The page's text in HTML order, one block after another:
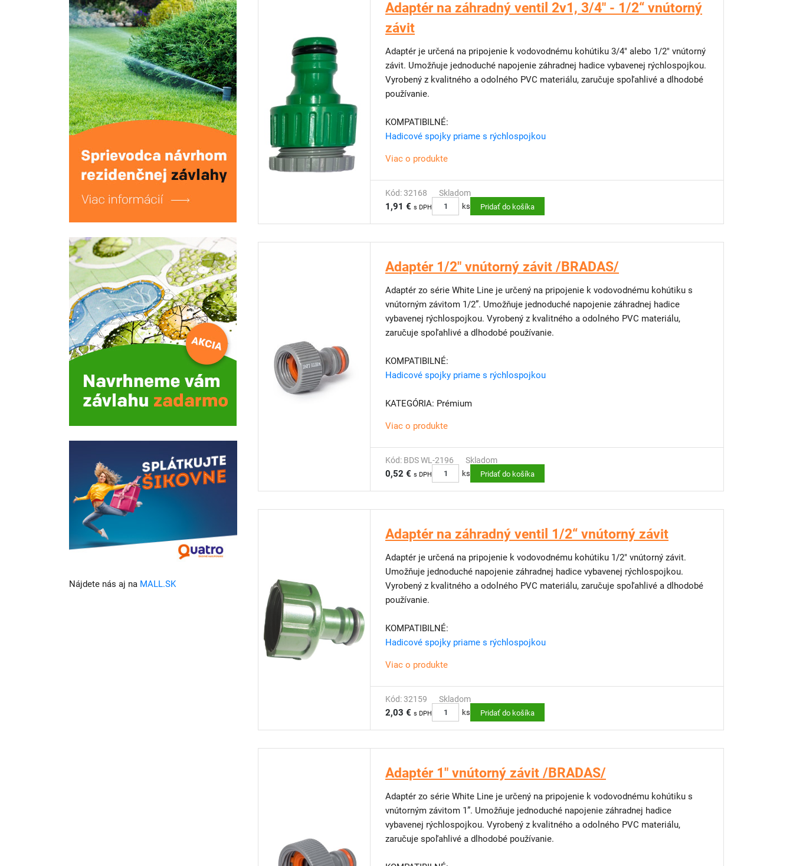
Nájdete nás aj na MALL.SK
Adaptér na záhradný ventil 2v1, 3/4" - 1/2“ vnútorný
závit
Adaptér je určená na pripojenie k vodovodnému kohútiku 3/4" alebo 1/2" vnútorný
závit. Umožňuje jednoduché napojenie záhradnej hadice vybavenej rýchlospojkou.
Vyrobený z kvalitného a odolného PVC materiálu, zaručuje spoľahlivé a dlhodobé
používanie.
KOMPATIBILNÉ:
Hadicové spojky priame s rýchlospojkou
Viac o produkte
Kód: 32168 Skladom
1,91 € s DPH ks Pridať do košíka
Adaptér 1/2" vnútorný závit /BRADAS/
Adaptér zo série White Line je určený na pripojenie k vodovodnému kohútiku s
vnútorným závitom 1/2”. Umožňuje jednoduché napojenie záhradnej hadice
vybavenej rýchlospojkou. Vyrobený z kvalitného a odolného PVC materiálu,
zaručuje spoľahlivé a dlhodobé používanie.
KOMPATIBILNÉ:
Hadicové spojky priame s rýchlospojkou
KATEGÓRIA: Prémium
Viac o produkte
Kód: BDS WL-2196 Skladom
0,52 € s DPH ks Pridať do košíka
Adaptér na záhradný ventil 1/2“ vnútorný závit
Adaptér je určená na pripojenie k vodovodnému kohútiku 1/2" vnútorný závit.
Umožňuje jednoduché napojenie záhradnej hadice vybavenej rýchlospojkou.
Vyrobený z kvalitného a odolného PVC materiálu, zaručuje spoľahlivé a dlhodobé
používanie.
KOMPATIBILNÉ:
Hadicové spojky priame s rýchlospojkou
Viac o produkte
Kód: 32159 Skladom
2,03 € s DPH ks Pridať do košíka
Adaptér 1" vnútorný závit /BRADAS/
Adaptér zo série White Line je určený na pripojenie k vodovodnému kohútiku s
vnútorným závitom 1”. Umožňuje jednoduché napojenie záhradnej hadice
vybavenej rýchlospojkou. Vyrobený z kvalitného a odolného PVC materiálu,
zaručuje spoľahlivé a dlhodobé používanie.